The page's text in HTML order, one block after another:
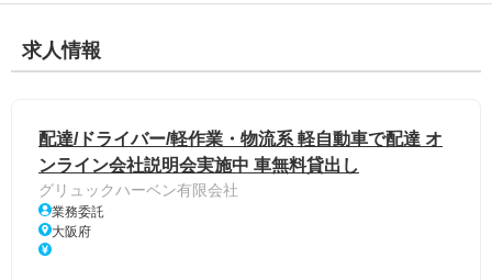
求人情報
配達/ドライバー/軽作業・物流系 軽自動車で配達 オ
ンライン会社説明会実施中 車無料貸出し
グリュックハーベン有限会社
業務委託
大阪府